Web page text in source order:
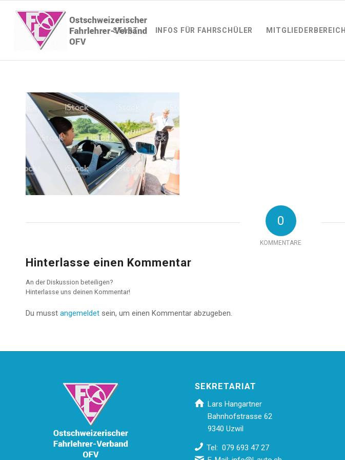
START INFOS FÜR FAHRSCHÜLER MITGLIEDERBEREICH
0
KOMMENTARE
Hinterlasse einen Kommentar
An der Diskussion beteiligen?
Hinterlasse uns deinen Kommentar!
Du musst angemeldet sein, um einen Kommentar abzugeben.
SEKRETARIAT
Lars Hangartner
Bahnhofstrasse 62
9340 Uzwil
Tel: 079 693 47 27